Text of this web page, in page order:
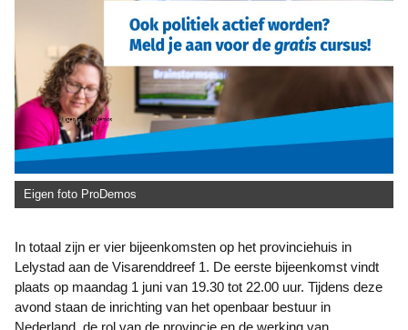
Eigen foto ProDemos
In totaal zijn er vier bijeenkomsten op het provinciehuis in
Lelystad aan de Visarenddreef 1. De eerste bijeenkomst vindt
plaats op maandag 1 juni van 19.30 tot 22.00 uur. Tijdens deze
avond staan de inrichting van het openbaar bestuur in
Nederland, de rol van de provincie en de werking van